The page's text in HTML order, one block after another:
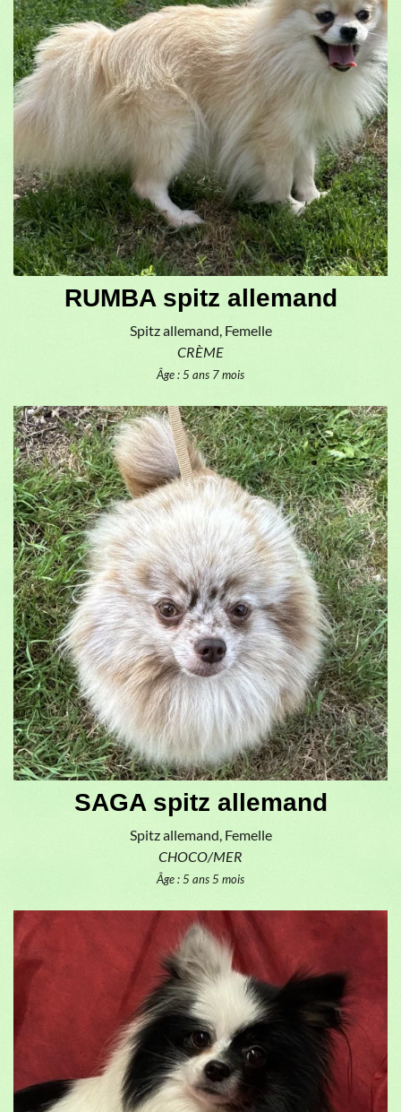
RUMBA spitz allemand
Spitz allemand, Femelle
CRÈME
Âge : 5 ans 7 mois
SAGA spitz allemand
Spitz allemand, Femelle
CHOCO/MER
Âge : 5 ans 5 mois